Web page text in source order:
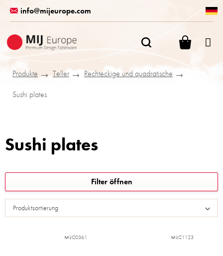
Inhalt
springen
info@mijeurope.com
Produkte Teller
Rechteckige und quadratische
Sushi plates
Sushi plates
Produktsortierung
Filter öffnen
L
i
s
e
MIJC0361 MIJC1123